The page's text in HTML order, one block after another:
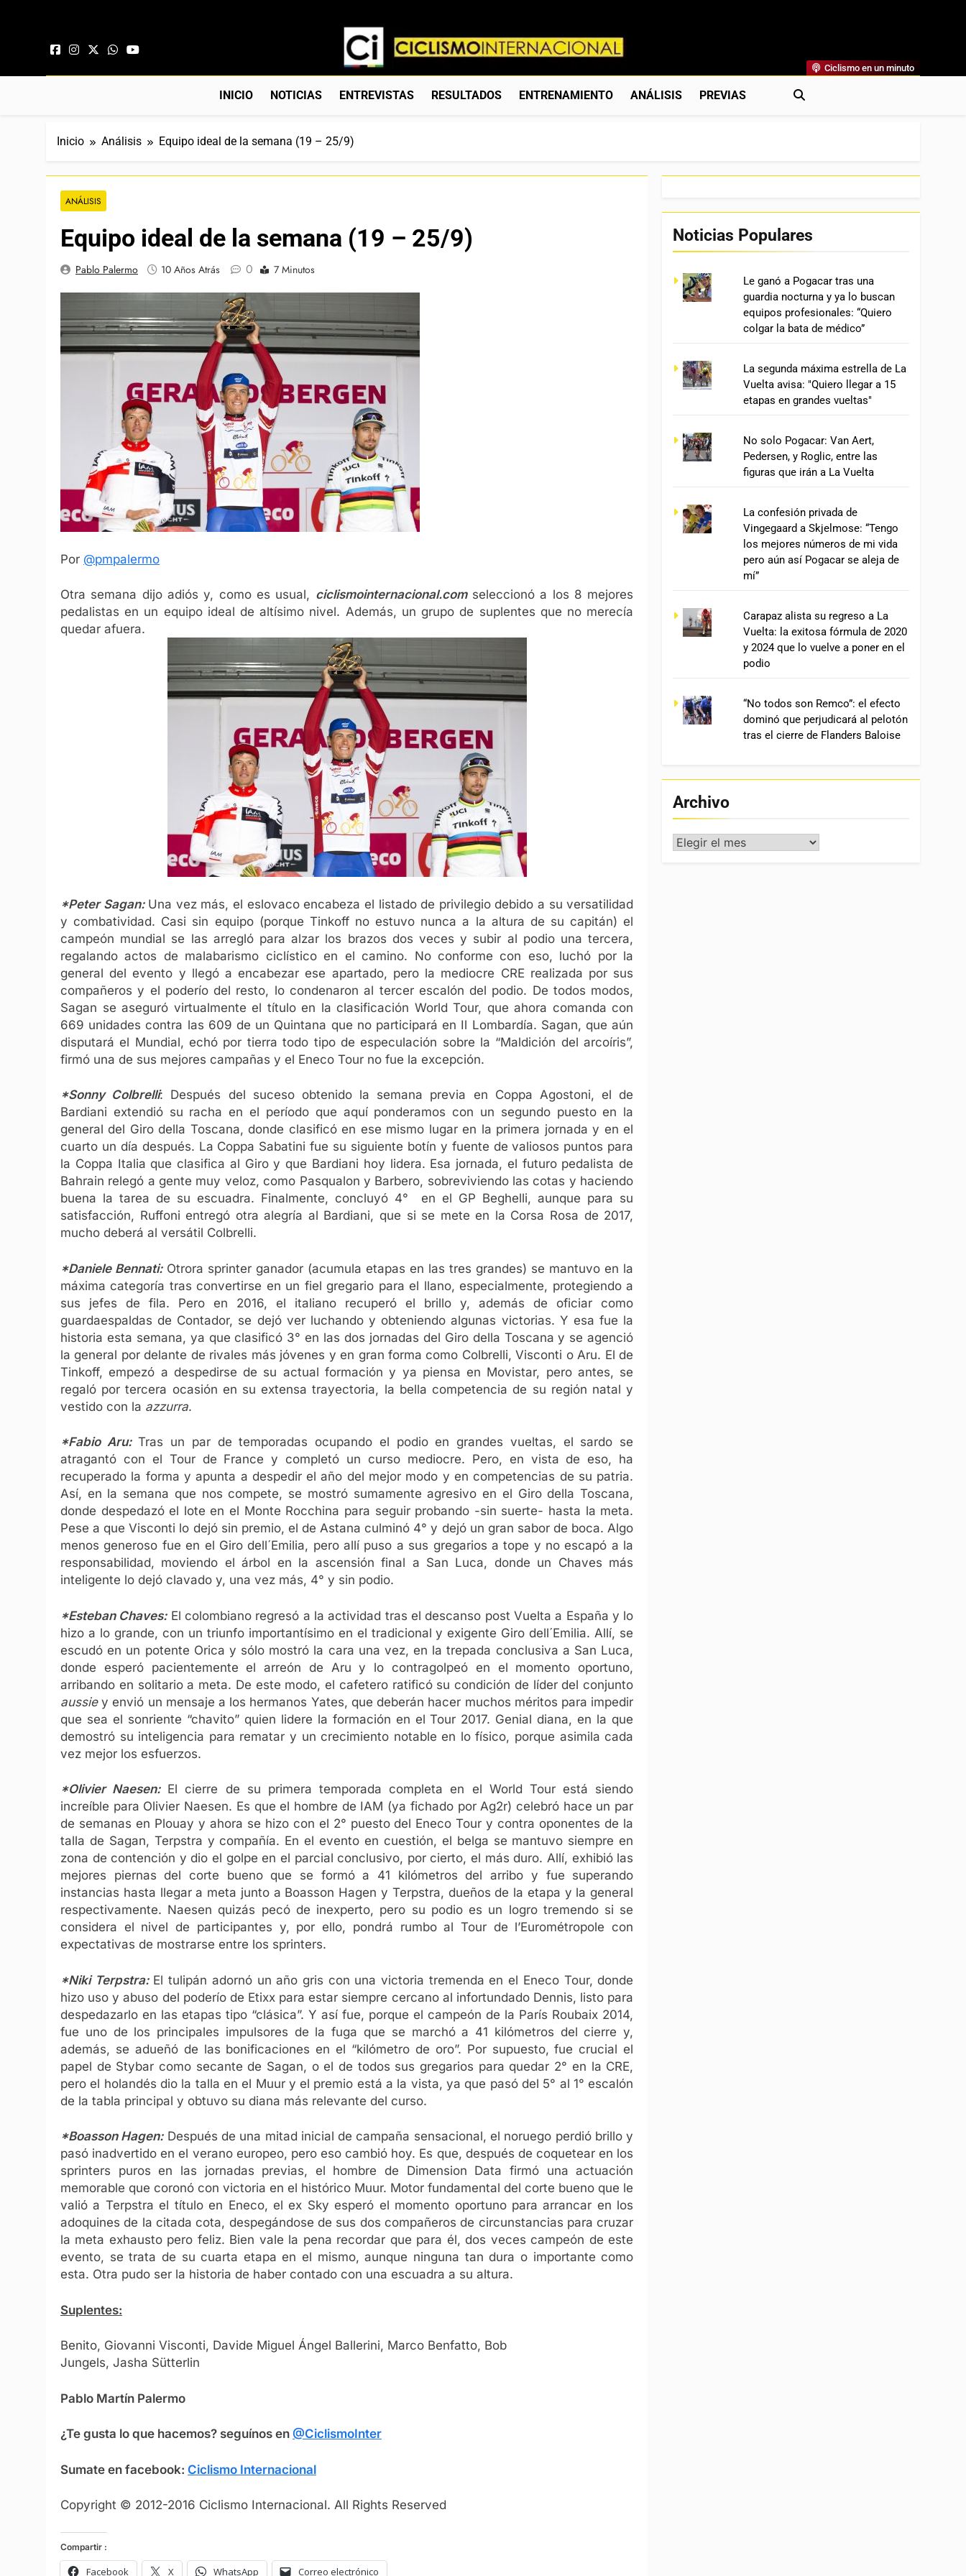
Ciclismo Internacional
Web Dedicada Al Ciclismo Mundial. Entrevistas, Análisis, Crónicas, Previas Y Más. La Web Ciclista De Referencia.
Ciclismo en un minuto
INICIO NOTICIAS ENTREVISTAS RESULTADOS ENTRENAMIENTO ANÁLISIS PREVIAS
Inicio Análisis Equipo ideal de la semana (19 – 25/9)
ANÁLISIS
Equipo ideal de la semana (19 – 25/9)
Pablo Palermo 10 Años Atrás 0 7 Minutos
Por @pmpalermo
Otra semana dijo adiós y, como es usual, ciclismointernacional.comseleccionó a los 8 mejores
pedalistas en un equipo ideal de altísimo nivel. Además, un grupo de suplentes que no merecía
quedar afuera.
*Peter Sagan:Una vez más, el eslovaco encabeza el listado de privilegio debido a su versatilidad
y combatividad. Casi sin equipo (porque Tinkoff no estuvo nunca a la altura de su capitán) el
campeón mundial se las arregló para alzar los brazos dos veces y subir al podio una tercera,
regalando actos de malabarismo ciclístico en el camino. No conforme con eso, luchó por la
general del evento y llegó a encabezar ese apartado, pero la mediocre CRE realizada por sus
compañeros y el poderío del resto, lo condenaron al tercer escalón del podio. De todos modos,
Sagan se aseguró virtualmente el título en la clasificación World Tour, que ahora comanda con
669 unidades contra las 609 de un Quintana que no participará en Il Lombardía. Sagan, que aún
disputará el Mundial, echó por tierra todo tipo de especulación sobre la “Maldición del arcoíris”,
firmó una de sus mejores campañas y el Eneco Tour no fue la excepción.
*Sonny Colbrelli: Después del suceso obtenido la semana previa en Coppa Agostoni, el de
Bardiani extendió su racha en el período que aquí ponderamos con un segundo puesto en la
general del Giro della Toscana, donde clasificó en ese mismo lugar en la primera jornada y en el
cuarto un día después. La Coppa Sabatini fue su siguiente botín y fuente de valiosos puntos para
la Coppa Italia que clasifica al Giro y que Bardiani hoy lidera. Esa jornada, el futuro pedalista de
Bahrain relegó a gente muy veloz, como Pasqualon y Barbero, sobreviviendo las cotas y haciendo
buena la tarea de su escuadra. Finalmente, concluyó 4° en el GP Beghelli, aunque para su
satisfacción, Ruffoni entregó otra alegría al Bardiani, que si se mete en la Corsa Rosa de 2017,
mucho deberá al versátil Colbrelli.
*Daniele Bennati:Otrora sprinter ganador (acumula etapas en las tres grandes) se mantuvo en la
máxima categoría tras convertirse en un fiel gregario para el llano, especialmente, protegiendo a
sus jefes de fila. Pero en 2016, el italiano recuperó el brillo y, además de oficiar como
guardaespaldas de Contador, se dejó ver luchando y obteniendo algunas victorias. Y esa fue la
historia esta semana, ya que clasificó 3° en las dos jornadas del Giro della Toscana y se agenció
la general por delante de rivales más jóvenes y en gran forma como Colbrelli, Visconti o Aru. El de
Tinkoff, empezó a despedirse de su actual formación y ya piensa en Movistar, pero antes, se
regaló por tercera ocasión en su extensa trayectoria, la bella competencia de su región natal y
vestido con la azzurra.
*Fabio Aru:Tras un par de temporadas ocupando el podio en grandes vueltas, el sardo se
atragantó con el Tour de France y completó un curso mediocre. Pero, en vista de eso, ha
recuperado la forma y apunta a despedir el año del mejor modo y en competencias de su patria.
Así, en la semana que nos compete, se mostró sumamente agresivo en el Giro della Toscana,
donde despedazó el lote en el Monte Rocchina para seguir probando -sin suerte- hasta la meta.
Pese a que Visconti lo dejó sin premio, el de Astana culminó 4° y dejó un gran sabor de boca. Algo
menos generoso fue en el Giro dell´Emilia, pero allí puso a sus gregarios a tope y no escapó a la
responsabilidad, moviendo el árbol en la ascensión final a San Luca, donde un Chaves más
inteligente lo dejó clavado y, una vez más, 4° y sin podio.
*Esteban Chaves:El colombiano regresó a la actividad tras el descanso post Vuelta a España y lo
hizo a lo grande, con un triunfo importantísimo en el tradicional y exigente Giro dell´Emilia. Allí, se
escudó en un potente Orica y sólo mostró la cara una vez, en la trepada conclusiva a San Luca,
donde esperó pacientemente el arreón de Aru y lo contragolpeó en el momento oportuno,
arribando en solitario a meta. De este modo, el cafetero ratificó su condición de líder del conjunto
aussiey envió un mensaje a los hermanos Yates, que deberán hacer muchos méritos para impedir
que sea el sonriente “chavito” quien lidere la formación en el Tour 2017. Genial diana, en la que
demostró su inteligencia para rematar y un crecimiento notable en lo físico, porque asimila cada
vez mejor los esfuerzos.
*Olivier Naesen:El cierre de su primera temporada completa en el World Tour está siendo
increíble para Olivier Naesen. Es que el hombre de IAM (ya fichado por Ag2r) celebró hace un par
de semanas en Plouay y ahora se hizo con el 2° puesto del Eneco Tour y contra oponentes de la
talla de Sagan, Terpstra y compañía. En el evento en cuestión, el belga se mantuvo siempre en
zona de contención y dio el golpe en el parcial conclusivo, por cierto, el más duro. Allí, exhibió las
mejores piernas del corte bueno que se formó a 41 kilómetros del arribo y fue superando
instancias hasta llegar a meta junto a Boasson Hagen y Terpstra, dueños de la etapa y la general
respectivamente. Naesen quizás pecó de inexperto, pero su podio es un logro tremendo si se
considera el nivel de participantes y, por ello, pondrá rumbo al Tour de l’Eurométropole con
expectativas de mostrarse entre los sprinters.
*Niki Terpstra:El tulipán adornó un año gris con una victoria tremenda en el Eneco Tour, donde
hizo uso y abuso del poderío de Etixx para estar siempre cercano al infortundado Dennis, listo para
despedazarlo en las etapas tipo “clásica”. Y así fue, porque el campeón de la París Roubaix 2014,
fue uno de los principales impulsores de la fuga que se marchó a 41 kilómetros del cierre y,
además, se adueñó de las bonificaciones en el “kilómetro de oro”. Por supuesto, fue crucial el
papel de Stybar como secante de Sagan, o el de todos sus gregarios para quedar 2° en la CRE,
pero el holandés dio la talla en el Muur y el premio está a la vista, ya que pasó del 5° al 1° escalón
de la tabla principal y obtuvo su diana más relevante del curso.
*Boasson Hagen:Después de una mitad inicial de campaña sensacional, el noruego perdió brillo y
pasó inadvertido en el verano europeo, pero eso cambió hoy. Es que, después de coquetear en los
sprinters puros en las jornadas previas, el hombre de Dimension Data firmó una actuación
memorable que coronó con victoria en el histórico Muur. Motor fundamental del corte bueno que le
valió a Terpstra el título en Eneco, el ex Sky esperó el momento oportuno para arrancar en los
adoquines de la citada cota, despegándose de sus dos compañeros de circunstancias para cruzar
la meta exhausto pero feliz. Bien vale la pena recordar que para él, dos veces campeón de este
evento, se trata de su cuarta etapa en el mismo, aunque ninguna tan dura o importante como
esta. Otra pudo ser la historia de haber contado con una escuadra a su altura.
Suplentes:
Benito, Giovanni Visconti, Davide Miguel Ángel Ballerini, Marco Benfatto, Bob
Jungels, Jasha Sütterlin
Pablo Martín Palermo
¿Te gusta lo que hacemos? seguínos en @CiclismoInter
Sumate en facebook: Ciclismo Internacional
Copyright © 2012-2016 Ciclismo Internacional. All Rights Reserved
Compartir :
Facebook X WhatsApp Correo electrónico
Noticias Populares
Le ganó a Pogacar tras una
guardia nocturna y ya lo buscan
equipos profesionales: “Quiero
colgar la bata de médico”
La segunda máxima estrella de La
Vuelta avisa: "Quiero llegar a 15
etapas en grandes vueltas"
No solo Pogacar: Van Aert,
Pedersen, y Roglic, entre las
figuras que irán a La Vuelta
La confesión privada de
Vingegaard a Skjelmose: “Tengo
los mejores números de mi vida
pero aún así Pogacar se aleja de
mí”
Carapaz alista su regreso a La
Vuelta: la exitosa fórmula de 2020
y 2024 que lo vuelve a poner en el
podio
“No todos son Remco”: el efecto
dominó que perjudicará al pelotón
tras el cierre de Flanders Baloise
Archivo
Archivo